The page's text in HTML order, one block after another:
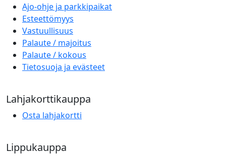
Ajo-ohje ja parkkipaikat
Esteettömyys
Vastuullisuus
Palaute / majoitus
Palaute / kokous
Tietosuoja ja evästeet
Lahjakorttikauppa
Osta lahjakortti
Lippukauppa